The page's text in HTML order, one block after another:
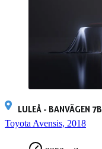
LULEÅ - BANVÄGEN 7B
Toyota Avensis, 2018